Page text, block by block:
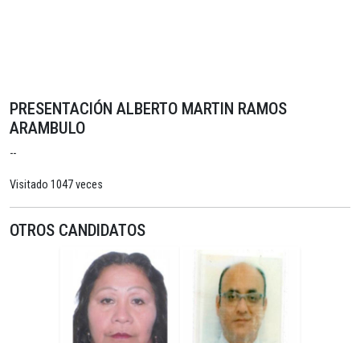
PRESENTACIÓN ALBERTO MARTIN RAMOS
ARAMBULO
--
Visitado 1047 veces
OTROS CANDIDATOS